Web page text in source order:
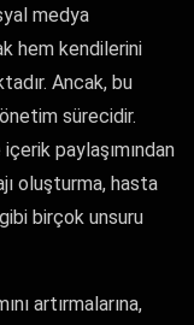
medya
hem kendilerini
Ancak, bu
sürecidir.
paylaşımından
oluşturma, hasta
birçok unsuru
artırmalarına,